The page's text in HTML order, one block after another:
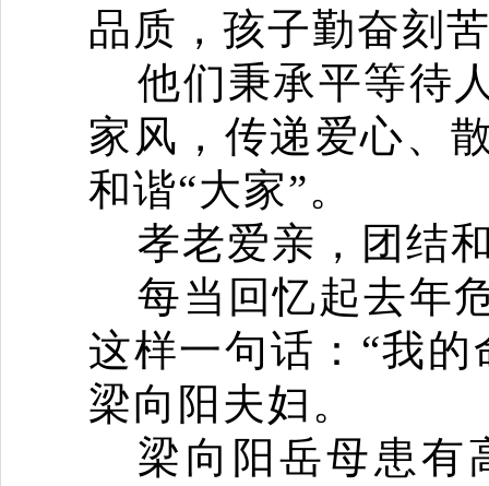
品质，孩子勤奋刻
他们秉承平等待
家风，传递爱心、
和谐“大家”。
孝老爱亲，团结
每当回忆起去年
这样一句话： “我的
梁向阳夫妇。
梁向阳岳母患有